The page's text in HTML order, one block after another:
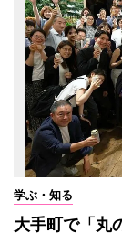
学ぶ・知る
大手町で「丸